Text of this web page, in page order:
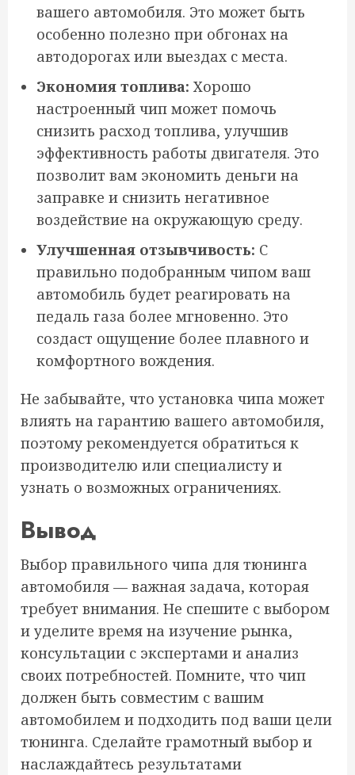
вашего автомобиля. Это может быть
особенно полезно при обгонах на
автодорогах или выездах с места.
Экономия топлива: Хорошо
настроенный чип может помочь
снизить расход топлива, улучшив
эффективность работы двигателя. Это
позволит вам экономить деньги на
заправке и снизить негативное
воздействие на окружающую среду.
Улучшенная отзывчивость: С
правильно подобранным чипом ваш
автомобиль будет реагировать на
педаль газа более мгновенно. Это
создаст ощущение более плавного и
комфортного вождения.
Не забывайте, что установка чипа может
влиять на гарантию вашего автомобиля,
поэтому рекомендуется обратиться к
производителю или специалисту и
узнать о возможных ограничениях.
Вывод
Выбор правильного чипа для тюнинга
автомобиля — важная задача, которая
требует внимания. Не спешите с выбором
и уделите время на изучение рынка,
консультации с экспертами и анализ
своих потребностей. Помните, что чип
должен быть совместим с вашим
автомобилем и подходить под ваши цели
тюнинга. Сделайте грамотный выбор и
наслаждайтесь результатами